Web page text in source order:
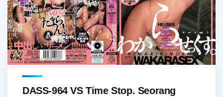
DASS-964 VS Time Stop. Seorang